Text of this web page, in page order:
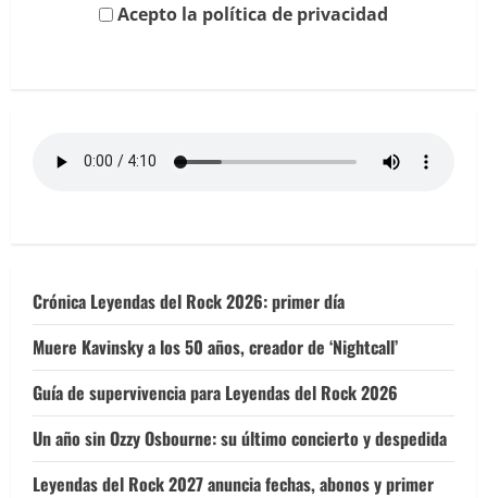
Acepto la política de privacidad
Crónica Leyendas del Rock 2026: primer día
Muere Kavinsky a los 50 años, creador de ‘Nightcall’
Guía de supervivencia para Leyendas del Rock 2026
Un año sin Ozzy Osbourne: su último concierto y despedida
Leyendas del Rock 2027 anuncia fechas, abonos y primer